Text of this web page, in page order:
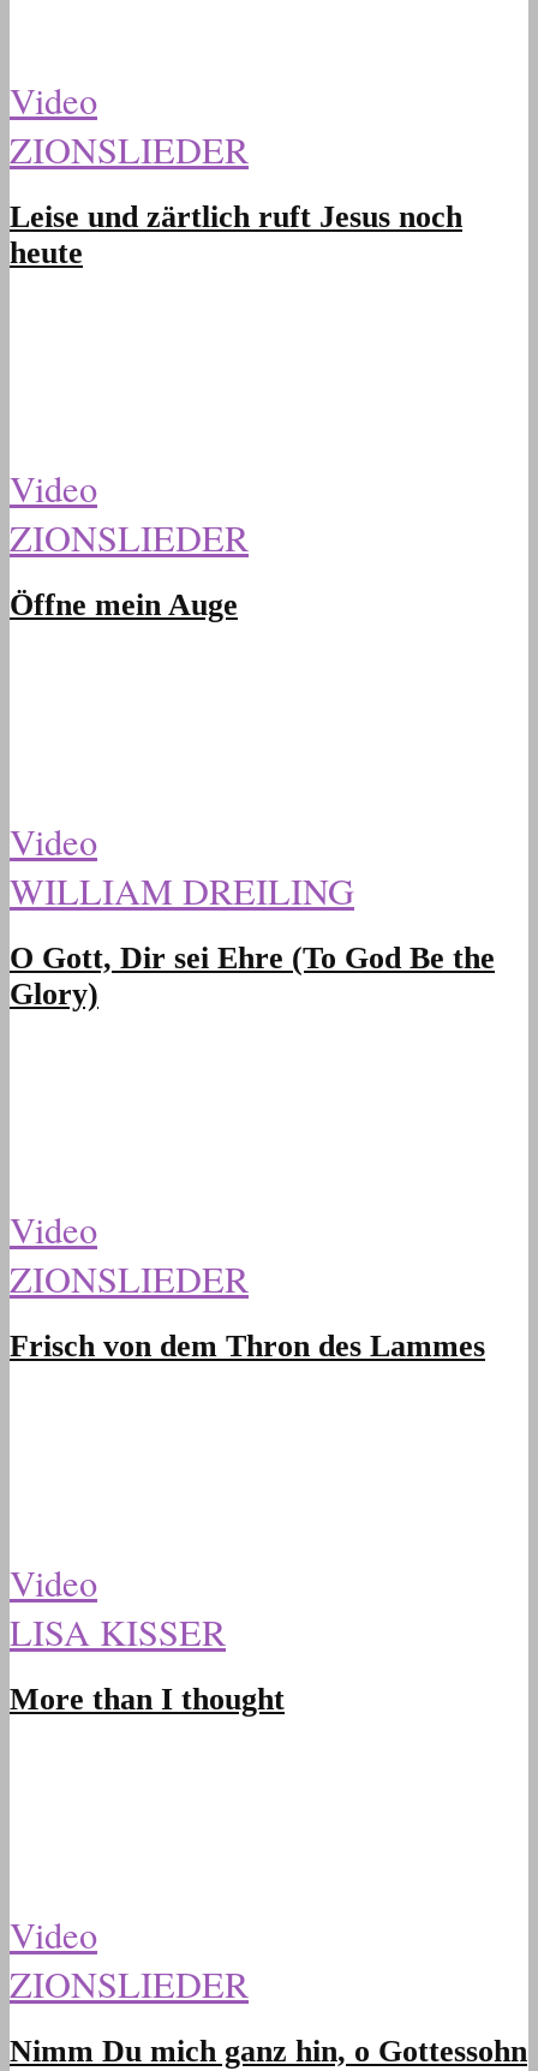
Video
ZIONSLIEDER
Leise und zärtlich ruft Jesus noch
heute
Video
ZIONSLIEDER
Öffne mein Auge
Video
WILLIAM DREILING
O Gott, Dir sei Ehre (To God Be the
Glory)
Video
ZIONSLIEDER
Frisch von dem Thron des Lammes
Video
LISA KISSER
More than I thought
Video
ZIONSLIEDER
Nimm Du mich ganz hin, o Gottessohn